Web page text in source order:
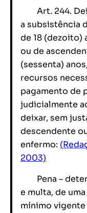
Art. 244.
a subsistência
de 18 (dezoito)
ou de
(sessenta)
recursos
pagamento de
judicialmente
deixar, sem
descendente
enfermo:
2003)
Pena –
e multa, de
mínimo vigente